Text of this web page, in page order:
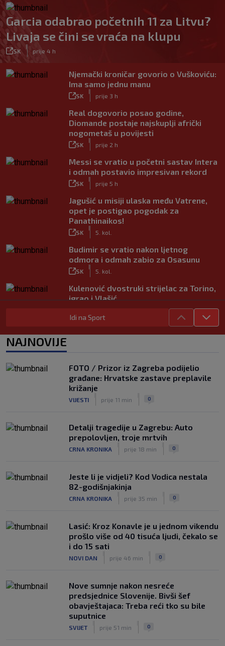
Garcia odabrao početnih 11 za Litvu?
Livaja se čini se vraća na klupu
SK prije 4 h
Njemački kroničar govorio o Vuškoviću:
Ima samo jednu manu
SK prije 3 h
Real dogovorio posao godine,
Diomande postaje najskuplji afrički
nogometaš u povijesti
SK prije 2 h
Messi se vratio u početni sastav Intera
i odmah postavio impresivan rekord
SK prije 5 h
Jagušić u misiji ulaska među Vatrene,
opet je postigao pogodak za
Panathinaikos!
SK 5. kol.
Budimir se vratio nakon ljetnog
odmora i odmah zabio za Osasunu
SK 5. kol.
Kulenović dvostruki strijelac za Torino,
igrao i Vlašić
VIDEO / Modrić se vratio na teren!
Pogledajte ovacije publike i hrvatske
Tinejdžer iz Zimbabvea srušio bivšeg
trenera Hajduka, utakmica kasnila zbog
prometnog kaosa
|
5. kol.
Idi na Sport
NAJNOVIJE
FOTO / Prizor iz Zagreba podijelio
građane: Hrvatske zastave preplavile
križanje
VIJESTI prije 11 min 0
Detalji tragedije u Zagrebu: Auto
prepolovljen, troje mrtvih
CRNA KRONIKA prije 18 min 0
Jeste li je vidjeli? Kod Vodica nestala
82-godišnjakinja
CRNA KRONIKA prije 35 min 0
Lasić: Kroz Konavle je u jednom vikendu
prošlo više od 40 tisuća ljudi, čekalo se
i do 15 sati
NOVI DAN prije 46 min 0
Nove sumnje nakon nesreće
predsjednice Slovenije. Bivši šef
obavještajaca: Treba reći tko su bile
suputnice
SVIJET prije 51 min 0